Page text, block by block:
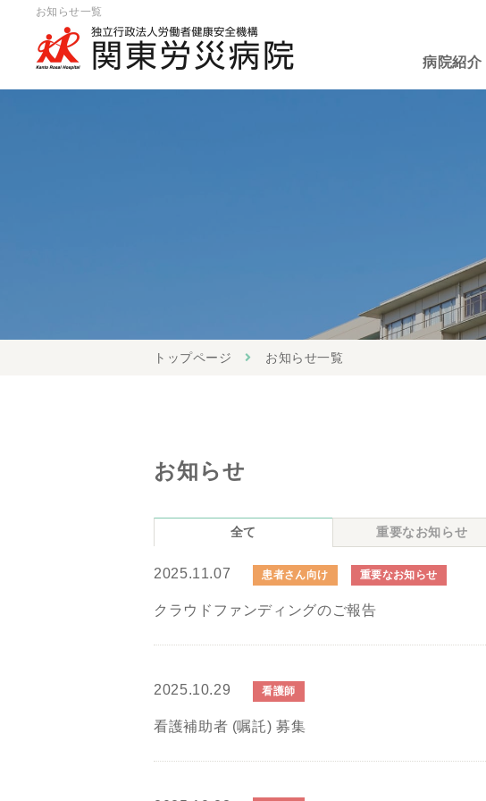
お知らせ一覧
病院紹介
トップページ お知らせ一覧
お知らせ
全て 重要なお知らせ
2025.11.07 患者さん向け 重要なお知らせ
クラウドファンディングのご報告
2025.10.29 看護師
看護補助者 (嘱託) 募集